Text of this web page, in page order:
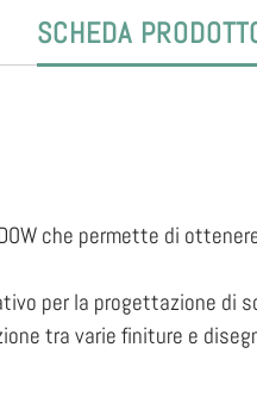
SCHEDA
che permette di
per la progettazione di
tra varie finiture e